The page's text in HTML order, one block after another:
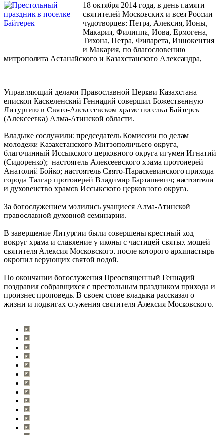
18 октября 2014 года, в день памяти
святителей Московских и всея России
чудотворцев: Петра, Алексия, Ионы,
Макария, Филиппа, Иова, Ермогена,
Тихона, Петра, Филарета, Иннокентия
и Макария, по благословению
митрополита Астанайского и Казахстанского Александра,
Управляющий делами Православной Церкви Казахстана
епископ Каскеленский Геннадий совершил Божественную
Литургию в Свято-Алексеевском храме поселка Байтерек
(Алексеевка) Алма-Атинской области.
Владыке сослужили: председатель Комиссии по делам
молодежи Казахстанского Митрополичьего округа,
благочинный Иссыкского церковного округа игумен Игнатий
(Сидоренко); настоятель Алексеевского храма протоиерей
Анатолий Бойко; настоятель Свято-Параскевинского прихода
города Талгар протоиерей Владимир Барташевич; настоятели
и духовенство храмов Иссыкского церковного округа.
За богослужением молились учащиеся Алма-Атинской
православной духовной семинарии.
В завершение Литургии были совершены крестный ход
вокруг храма и славление у иконы с частицей святых мощей
святителя Алексия Московского, после которого архипастырь
окропил верующих святой водой.
По окончании богослужения Преосвященный Геннадий
поздравил собравщихся с престольным праздником прихода и
произнес проповедь. В своем слове владыка рассказал о
жизни и подвигах служения святителя Алексия Московского.